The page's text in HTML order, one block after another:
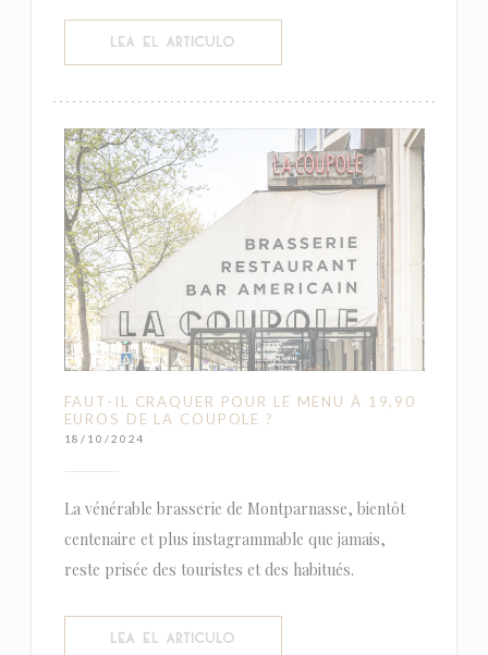
LEA EL ARTICULO
FAUT-IL CRAQUER POUR LE MENU À 19,90
EUROS DE LA COUPOLE ?
18/10/2024
La vénérable brasserie de Montparnasse, bientôt
centenaire et plus instagrammable que jamais,
reste prisée des touristes et des habitués.
LEA EL ARTICULO